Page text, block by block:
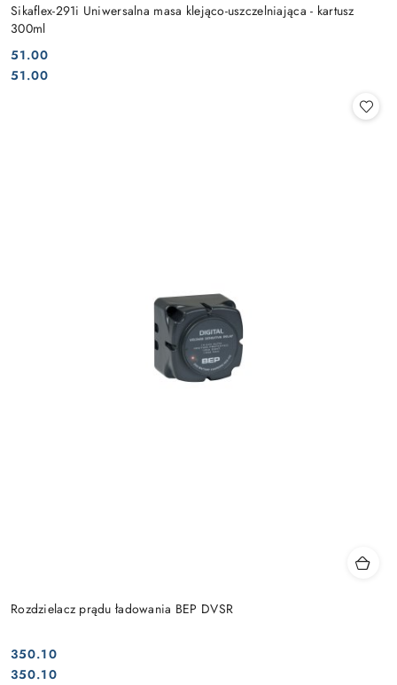
Sikaflex-291i Uniwersalna masa klejąco-uszczelniająca - kartusz
300ml
Cena:
51.00
Cena:
51.00
Rozdzielacz prądu ładowania BEP DVSR
Cena:
350.10
Cena:
350.10